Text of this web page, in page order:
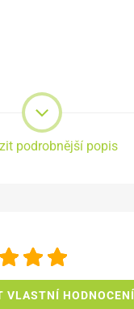
podrobnější popis
VLASTNÍ HODNOCENÍ